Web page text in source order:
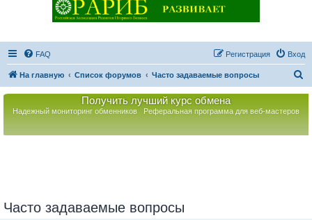
FAQ Вход
Регистрация
На главную Список форумов Часто задаваемые вопросы
Получить лучший курс обмена
Надежный мониторинг обменников Реферальная программа для веб-мастеров
Часто задаваемые вопросы